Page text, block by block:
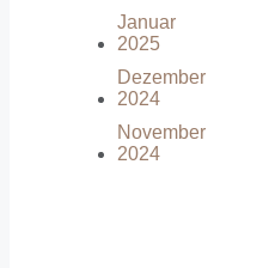
Januar
2025
Dezember
2024
November
2024